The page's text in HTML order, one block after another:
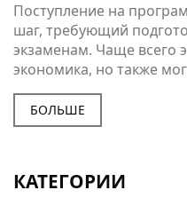
Поступление на
шаг, требующий
экзаменам. Чаще всего
экономика, но также
испытания по
предметам. Важно
конкретного
подготовиться, делая
БОЛЬШЕ
КАТЕГОРИИ